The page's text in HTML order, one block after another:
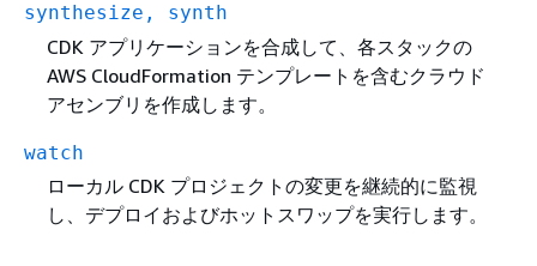
synthesize, synth
CDK アプリケーションを合成して、各スタックの
AWS CloudFormation テンプレートを含むクラウド
アセンブリを作成します。
watch
ローカル CDK プロジェクトの変更を継続的に監視
し、デプロイおよびホットスワップを実行します。